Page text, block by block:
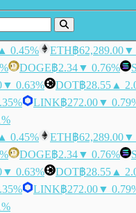
▲ 0.45% ETH฿62,289.00▼
DOGE฿2.34▼ 0.76%
▼ 0.63% DOT฿28.55 ▲
LINK฿272.00▼
▲ 0.45% ETH฿62,289.00▼
DOGE฿2.34▼ 0.76%
▼ 0.63% DOT฿28.55 ▲
LINK฿272.00▼